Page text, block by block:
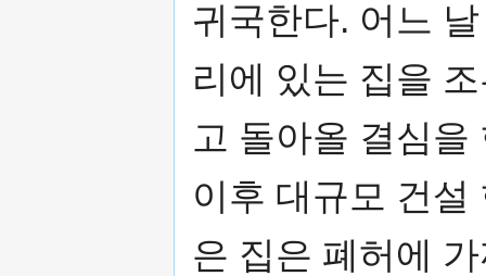
귀국한다. 어느
리에 있는 집을
고 돌아올 결심
이후 대규모 건설
은 집은 폐허에